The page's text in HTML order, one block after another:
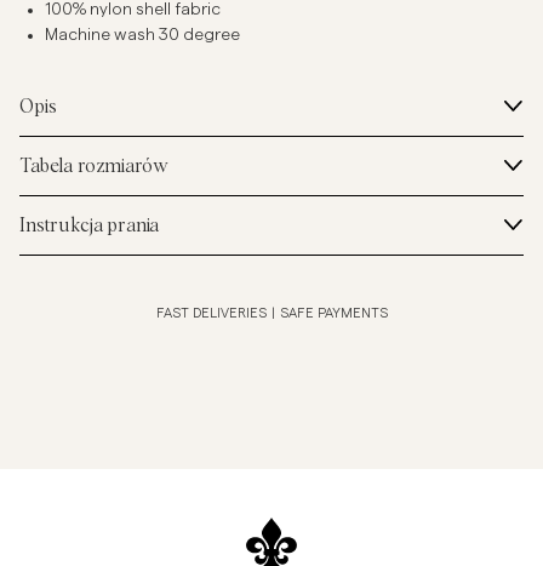
100% nylon shell fabric
Machine wash 30 degree
Opis
Tabela rozmiarów
Instrukcja prania
FAST DELIVERIES SAFE PAYMENTS